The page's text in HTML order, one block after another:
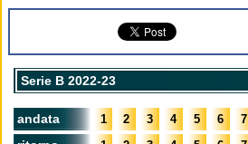
Serie B 2022-23
andata 1 2 3 4 5 6 7